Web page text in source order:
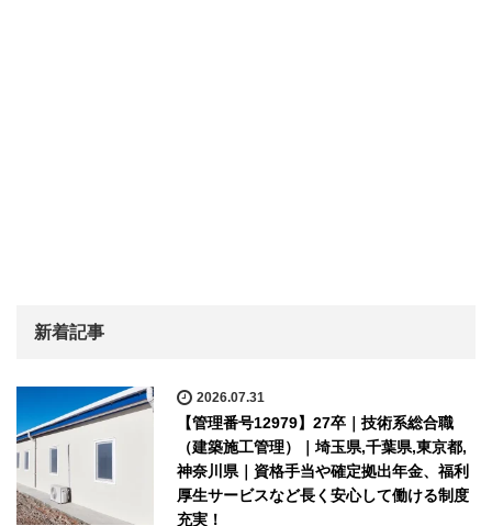
新着記事
2026.07.31
【管理番号12979】27卒｜技術系総合職
（建築施工管理）｜埼玉県,千葉県,東京都,
神奈川県｜資格手当や確定拠出年金、福利
厚生サービスなど長く安心して働ける制度
充実！